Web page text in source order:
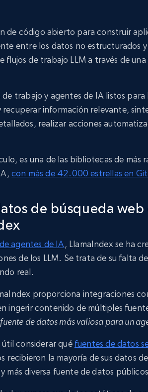
de código abierto para construir
entre los datos no estructurados y
de trabajo LLM a través de una
trabajo y agentes de IA listos para
información relevante,
realizar acciones
es una de las bibliotecas de más
con más de 42.000 estrellas en
de búsqueda web
agentes de IA, LlamaIndex se ha
de los LLM. Se trata de su falta de
real.
proporciona integraciones
ingerir contenido de múltiples
de datos más valiosa para un
considerar qué fuentes de datos
recibieron la mayoría de sus datos de
más diversa fuente de datos